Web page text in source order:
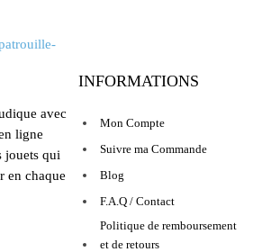
avec
ligne
jouets qui
en chaque
INFORMATIONS
Mon Compte
Suivre ma Commande
Blog
F.A.Q / Contact
Politique de remboursement
et de retours